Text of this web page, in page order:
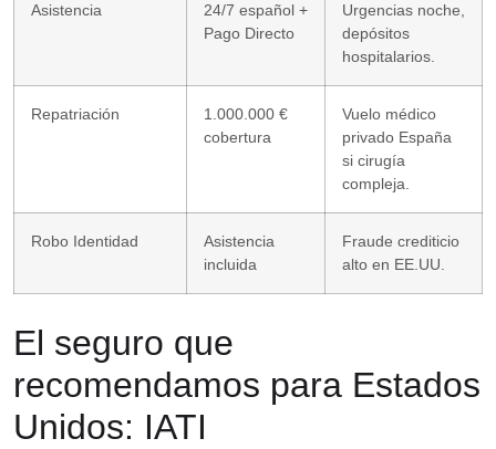
Asistencia
24/7 español +
Pago Directo
Urgencias noche,
depósitos
hospitalarios.
Repatriación
1.000.000 €
cobertura
Vuelo médico
privado España
si cirugía
compleja.
Robo Identidad
Asistencia
incluida
Fraude crediticio
alto en EE.UU.
El seguro que
recomendamos para Estados
Unidos: IATI